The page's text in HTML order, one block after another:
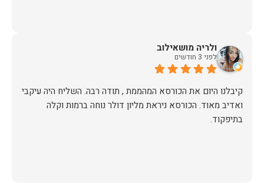
ולריה מושאילוב
לפני 3 חודשים
קיבלנו היום את הכורסא המהממת , תודה רבה. השליח היה עיקבי
ואדיב מאוד. הכורסא ניראת מליון דולר נוחה ברמות וקלה
בתיפקוד.